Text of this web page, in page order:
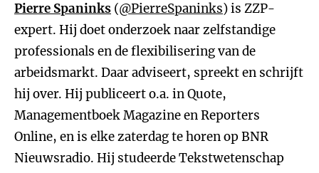
Pierre Spaninks (@PierreSpaninks) is ZZP-
expert. Hij doet onderzoek naar zelfstandige
professionals en de flexibilisering van de
arbeidsmarkt. Daar adviseert, spreekt en schrijft
hij over. Hij publiceert o.a. in Quote,
Managementboek Magazine en Reporters
Online, en is elke zaterdag te horen op BNR
Nieuwsradio. Hij studeerde Tekstwetenschap